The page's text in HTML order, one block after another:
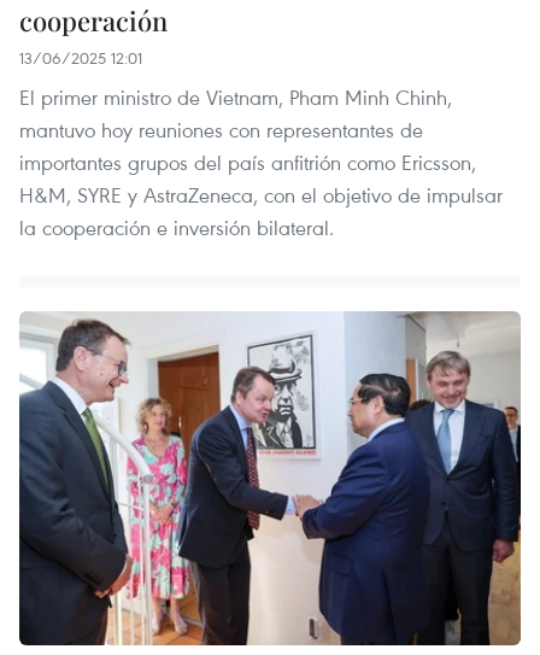
cooperación
13/06/2025 12:01
El primer ministro de Vietnam, Pham Minh Chinh,
mantuvo hoy reuniones con representantes de
importantes grupos del país anfitrión como Ericsson,
H&M, SYRE y AstraZeneca, con el objetivo de impulsar
la cooperación e inversión bilateral.